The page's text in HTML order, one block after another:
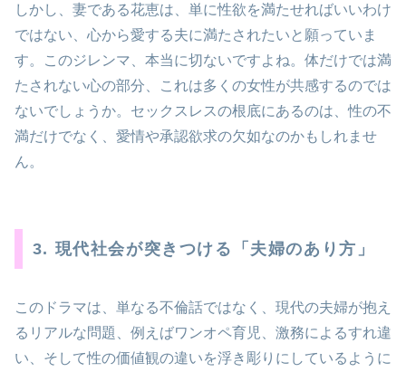
しかし、妻である花恵は、単に性欲を満たせればいいわけ
ではない、心から愛する夫に満たされたいと願っていま
す。このジレンマ、本当に切ないですよね。体だけでは満
たされない心の部分、これは多くの女性が共感するのでは
ないでしょうか。セックスレスの根底にあるのは、性の不
満だけでなく、愛情や承認欲求の欠如なのかもしれませ
ん。
3. 現代社会が突きつける「夫婦のあり方」
このドラマは、単なる不倫話ではなく、現代の夫婦が抱え
るリアルな問題、例えばワンオペ育児、激務によるすれ違
い、そして性の価値観の違いを浮き彫りにしているように